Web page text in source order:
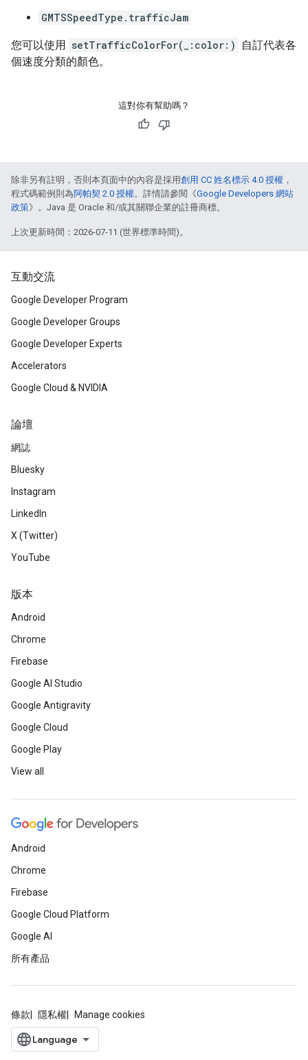
GMTSSpeedType.trafficJam
您可以使用 setTrafficColorFor(_:color:)
自訂代表各
個速度分類的顏色。
這對你有幫助嗎？
除非另有註明，否則本頁面中的內容是採用創用 CC 姓名標示 4.0 授權 ，
程式碼範例則為阿帕契 2.0 授權。詳情請參閱《Google Developers 網站
政策》。Java 是 Oracle 和/或其關聯企業的註冊商標。
上次更新時間：2026-07-11 (世界標準時間)。
互動交流
Google Developer Program
Google Developer Groups
Google Developer Experts
Accelerators
Google Cloud & NVIDIA
論壇
網誌
Bluesky
Instagram
LinkedIn
X (Twitter)
YouTube
版本
Android
Chrome
Firebase
Google AI Studio
Google Antigravity
Google Cloud
Google Play
View all
Android
Chrome
Firebase
Google Cloud Platform
Google AI
所有產品
條款 隱私權 Manage cookies